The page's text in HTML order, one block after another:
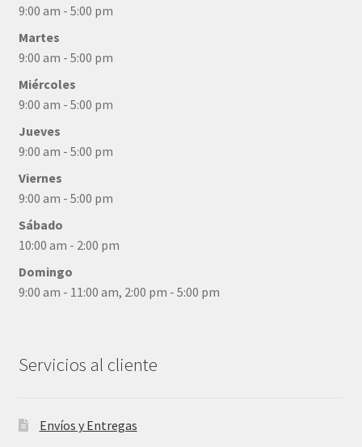
9:00 am - 5:00 pm
Martes
9:00 am - 5:00 pm
Miércoles
9:00 am - 5:00 pm
Jueves
9:00 am - 5:00 pm
Viernes
9:00 am - 5:00 pm
Sábado
10:00 am - 2:00 pm
Domingo
9:00 am - 11:00 am, 2:00 pm - 5:00 pm
Servicios al cliente
Envíos y Entregas